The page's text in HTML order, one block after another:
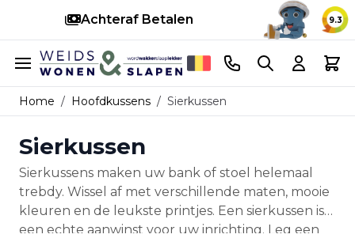
Achteraf Betalen 9.3
Ga naar de inhoud
Telefoonnummer
Search Cart
Home / Hoofdkussens / Sierkussen
Sierkussen
Sierkussens maken uw bank of stoel helemaal
trebdy. Wissel af met verschillende maten, mooie
kleuren en de leukste printjes. Een sierkussen is
een echte aanwinst voor uw inrichting. Leg een